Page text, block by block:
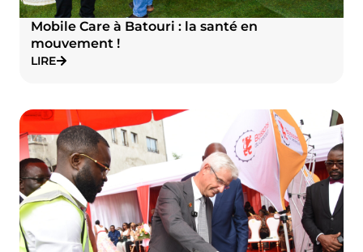
Mobile Care à Batouri : la santé en
mouvement !
LIRE